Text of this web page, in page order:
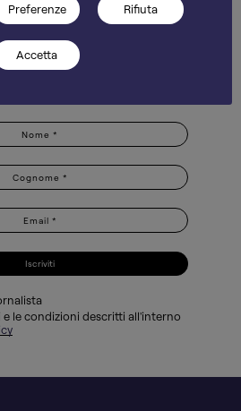
Iscriviti
le condizioni descritti all'interno
Preferenze Rifiuta
Accetta